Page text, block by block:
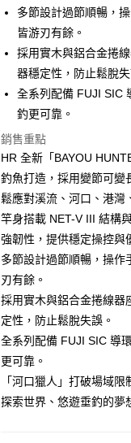
匯豐（台灣）商業銀行
聯邦商業銀行
元大商業銀行
台新國際商業銀行
台灣樂天信用卡公司
相關說明
【大哥付你分期使用說明】
1.本服務由台灣大哥大提供
2.付款方式選擇「大哥付你
流程，驗證手機門號後，
完成交易。
3.實際核准額度、可分期數
4.訂單成立30分鐘內，如未
消。如遇「轉專審核」未通
無法說明評估內容。
1.分期款項不併入電信帳單
醒簡訊。
2.透過簡訊連結打開帳單後
帳／街口支付／iPASS
【注意事項】
1.本服務係由「台灣大哥大
用戶於交易時，得透過本服
款買賣價金債權讓與本公司
2.基於同意付款使用「大哥
用，由本公司與您本人進行
3.完整用戶服務條款，請詳
AFTEE先享後付
相關說明
AFTEE先享後付是「在收
便利好安心！
２．便利：只要手機號碼，
３．安心：先確認商品／服
【「AFTEE先享後付」結帳
１．於結帳方式選擇「
付」結帳頁面，進行簡訊認
２．訂單成立數日內，您將
３．收到繳費通知簡訊後14
／ATM／網路銀行／等多元
※ 請注意：結帳手續完成當
先享後付繳納相關費用。
※ 交易是否成功請以「
是否繳費成功／繳費後需取
付客戶支援中心」
【注意事項】
ATM付款
貨到付款
運送方式
每筆NT$100，滿
大型宅配(門市自取請勿下
每筆NT$150，滿
離島一般宅配
每筆NT$200，滿
貨到付款（門市自取請
每筆NT$200，滿
多節設計過節順暢，
皆游刃有餘。
採用實木與鋁合金捲
器穩定性，防止鬆脫失
全系列配備 FUJI SIC
釣更可靠。
銷售重點
HR 全新「BAYOU
釣魚打造，採用變節可變
鬆應對溪流、河口、港灣
竿身搭載 NET-V III 結構
強韌性，提供穩定操控與
多節設計過節順暢，操作
刃有餘。
採用實木與鋁合金捲線器
定性，防止鬆脫失誤。
全系列配備 FUJI SIC 導
更可靠。
「河口獵人」打破場域
探索世界、悠遊垂釣的夢